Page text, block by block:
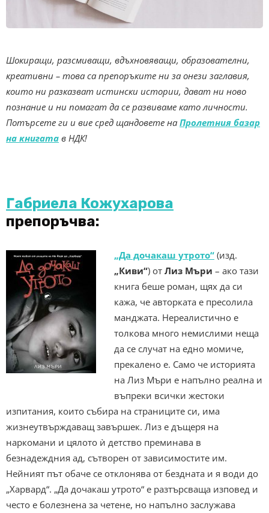
Шокиращи, разсмиващи, вдъхновяващи, образователни,
креативни – това са препоръките ни за онези заглавия,
които ни разказват истински истории, дават ни ново
познание и ни помагат да се развиваме като личности.
Потърсете ги и вие сред щандовете на Пролетния базар
на книгата в НДК!
Габриела Кожухарова
препоръчва:
„Да дочакаш утрото“ (изд.
„Киви“) от Лиз Мъри – ако тази
книга беше роман, щях да си
кажа, че авторката е пресолила
манджата. Нереалистично е
толкова много немислими неща
да се случат на едно момиче,
прекалено е. Само че историята
на Лиз Мъри е напълно реална и
въпреки всички жестоки
изпитания, които събира на страниците си, има
жизнеутвърждаващ завършек. Лиз е дъщеря на
наркомани и цялото ѝ детство преминава в
безнадеждния ад, сътворен от зависимостите им.
Нейният път обаче се отклонява от бездната и я води до
„Харвард“. „Да дочакаш утрото“ е разтърсваща изповед и
често е болезнена за четене, но напълно заслужава